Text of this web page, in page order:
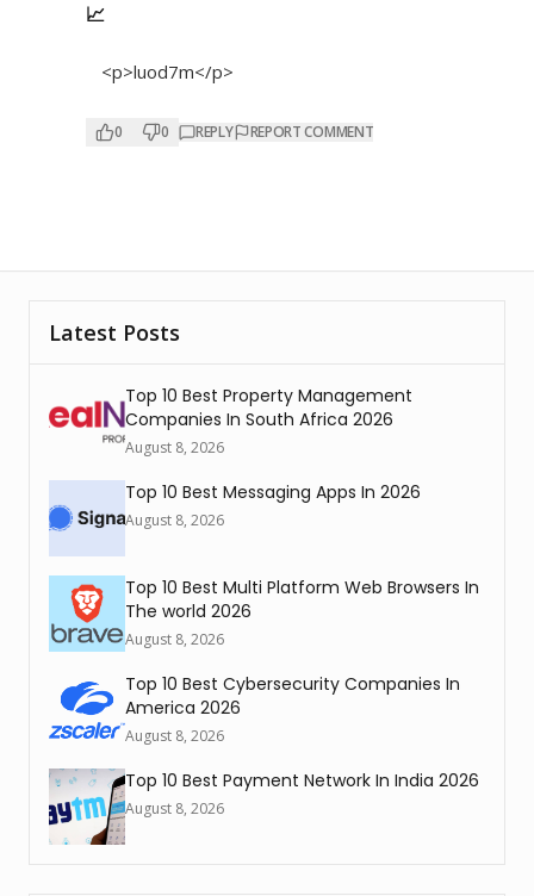
📈
<p>luod7m</p>
0 0 REPLY REPORT COMMENT
Latest Posts
Top 10 Best Property Management
Companies In South Africa 2026
August 8, 2026
Top 10 Best Messaging Apps In 2026
August 8, 2026
Top 10 Best Multi Platform Web Browsers In
The world 2026
August 8, 2026
Top 10 Best Cybersecurity Companies In
America 2026
August 8, 2026
Top 10 Best Payment Network In India 2026
August 8, 2026